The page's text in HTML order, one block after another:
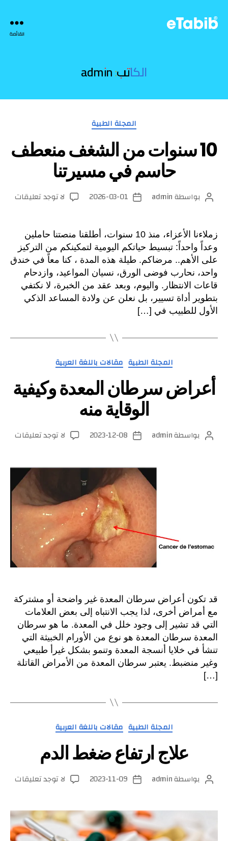
eTabib القائمة
الكاتب:admin
التصنيفات
المجلة الطبية
10 سنوات من الشغف منعطف
حاسم في مسيرتنا
كاتببواسطةadmin
تاريخ2026-03-01 لا توجد تعليقاتعلى
زملاءنا الأعزاء، منذ 10 سنوات، أطلقنا منصتنا حاملين
وعداً واحداً: تبسيط حياتكم اليومية لتمكينكم من التركيز
على الأهم.. مرضاكم. طيلة هذه المدة ، كنا معاً في خندق
واحد، نحارب فوضى الورق، نسيان المواعيد، وازدحام
قاعات الانتظار. واليوم، وبعد عقد من الخبرة، لا نكتفي
بتطوير أداة تسيير، بل نعلن عن ولادة المساعد الذكي
الأول للطبيب في […]
التصنيفات المجلة الطبية مقالات باللغة العربية
أعراض سرطان المعدة وكيفية
الوقاية منه
كاتببواسطةadmin
تاريخ2023-12-08 لا توجد تعليقاتعلى
منه
قد تكون أعراض سرطان المعدة غير واضحة أو مشتركة
مع أمراض أخرى، لذا يجب الانتباه إلى بعض العلامات
التي قد تشير إلى وجود خلل في المعدة. ما هو سرطان
المعدة سرطان المعدة هو نوع من الأورام الخبيثة التي
تنشأ في خلايا أنسجة المعدة وتنمو بشكل غيرأ طبيعي
وغير منضبط. يعتبر سرطان المعدة من الأمراض القاتلة
[…]
التصنيفات المجلة الطبية مقالات باللغة العربية
علاج ارتفاع ضغط الدم
كاتببواسطةadmin
تاريخ2023-11-09 لا توجد تعليقاتعلى
الدم